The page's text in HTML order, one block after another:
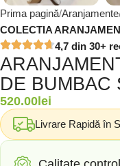
Prima pagină Aranjamente
COLECTIA
4,7 din 30+
DE BUMBAC
520.00lei
Livrare Rapidă în